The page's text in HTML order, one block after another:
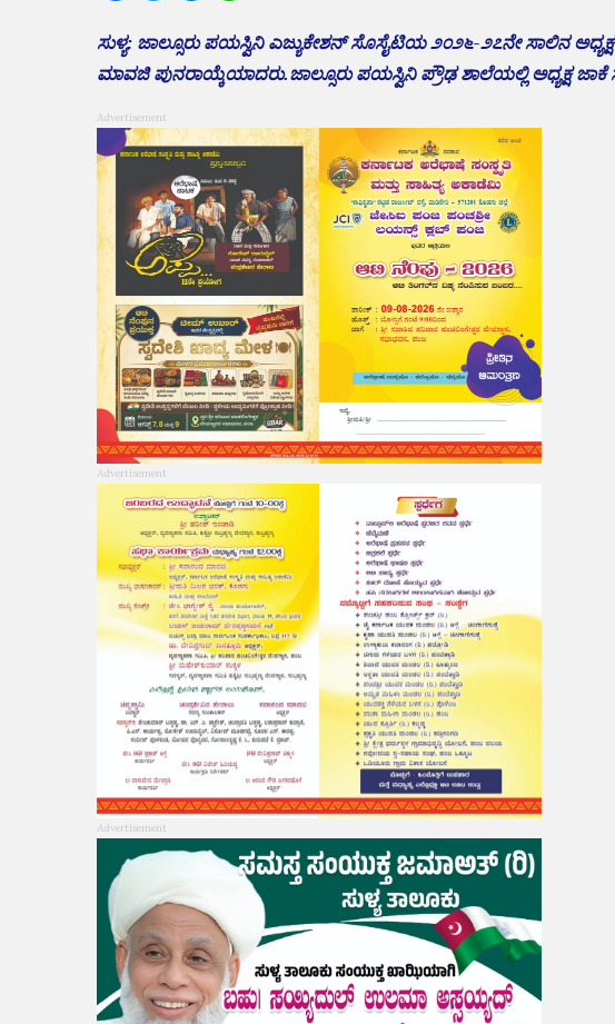
ಸುಳ್ಯ: ಜಾಲ್ಸೂರು ಪಯಸ್ವಿನಿ ಎಜ್ಯುಕೇಶನ್ ಸೊಸೈಟಿಯ ೨೦೨೬-೨೭ನೇ ಸಾಲಿನ
ಮಾವಜಿ ಪುನರಾಯ್ಕೆಯಾದರು.ಜಾಲ್ಸೂರು ಪಯಸ್ವಿನಿ ಪ್ರೌಢ ಶಾಲೆಯಲ್ಲಿ ಅಧ್ಯಕ್ಷ
Advertisement
Advertisement
Advertisement